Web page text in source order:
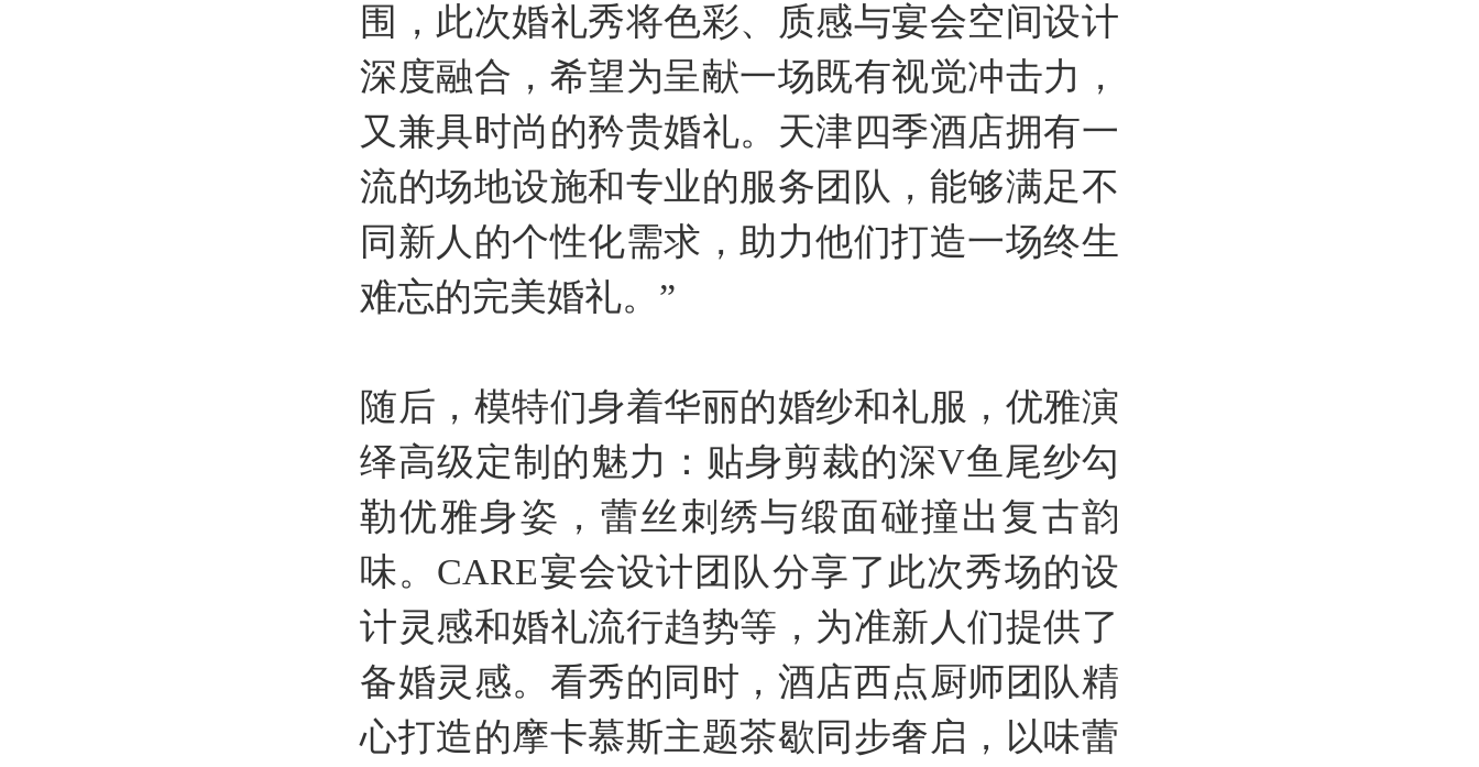
围，此次婚礼秀将色彩、质感与宴会空间设计
深度融合，希望为呈献一场既有视觉冲击力，
又兼具时尚的矜贵婚礼。天津四季酒店拥有一
流的场地设施和专业的服务团队，能够满足不
同新人的个性化需求，助力他们打造一场终生
难忘的完美婚礼。”
随后，模特们身着华丽的婚纱和礼服，优雅演
绎高级定制的魅力：贴身剪裁的深V鱼尾纱勾
勒优雅身姿，蕾丝刺绣与缎面碰撞出复古韵
味。CARE宴会设计团队分享了此次秀场的设
计灵感和婚礼流行趋势等，为准新人们提供了
备婚灵感。看秀的同时，酒店西点厨师团队精
心打造的摩卡慕斯主题茶歇同步奢启，以味蕾